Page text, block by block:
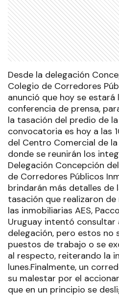
Desde la delegación
Colegio de Corredores
anunció que hoy se estará
conferencia de prensa,
la tasación del predio de
convocatoria es hoy a las
del Centro Comercial de
donde se reunirán los
Delegación Concepción
de Corredores Públicos
brindarán más detalles de
tasación que realizaron
las inmobiliarias AES,
Uruguay intentó consultar
delegación, pero estos no
puestos de trabajo o se
al respecto, reiterando la
lunes.Finalmente, un
su malestar por el
que en un principio se